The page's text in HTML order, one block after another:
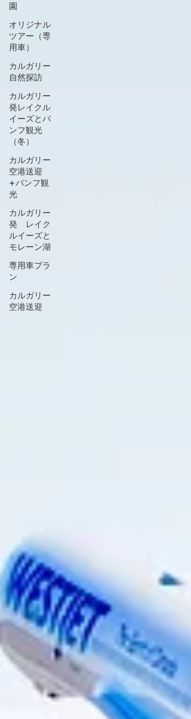
園
オリジナル
ツアー（専
用車）
カルガリー
自然探訪
カルガリー
発レイクル
イーズとバ
ンフ観光
（冬）
カルガリー
空港送迎
+バンフ観
光
カルガリー
発 レイク
ルイーズと
モレーン湖
専用車プラ
ン
カルガリー
空港送迎